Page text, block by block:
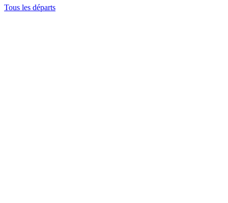
Tous les départs